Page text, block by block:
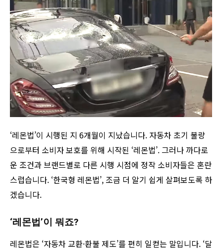
‘레몬법’이 시행된 지 6개월이 지났습니다. 자동차 초기 불량
으로부터 소비자 보호를 위해 시작된 ‘레몬법’. 그러나 까다로
운 조건과 브랜드별로 다른 시행 시점에 정작 소비자들은 혼란
스럽습니다. ‘한국형 레몬법’, 조금 더 알기 쉽게 살펴보도록 하
겠습니다.
‘레몬법’이 뭐죠?
레몬법은 ‘자동차 교환·환불 제도’를 편히 일컫는 말입니다. ‘달